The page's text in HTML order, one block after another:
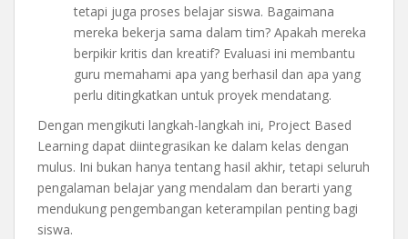
tetapi juga proses belajar siswa. Bagaimana
mereka bekerja sama dalam tim? Apakah mereka
berpikir kritis dan kreatif? Evaluasi ini membantu
guru memahami apa yang berhasil dan apa yang
perlu ditingkatkan untuk proyek mendatang.
Dengan mengikuti langkah-langkah ini, Project Based
Learning dapat diintegrasikan ke dalam kelas dengan
mulus. Ini bukan hanya tentang hasil akhir, tetapi seluruh
pengalaman belajar yang mendalam dan berarti yang
mendukung pengembangan keterampilan penting bagi
siswa.